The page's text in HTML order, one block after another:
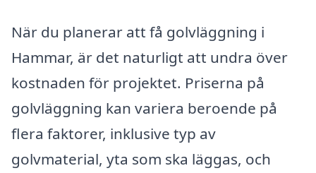
När du planerar att få golvläggning i
Hammar, är det naturligt att undra över
kostnaden för projektet. Priserna på
golvläggning kan variera beroende på
flera faktorer, inklusive typ av
golvmaterial, yta som ska läggas, och